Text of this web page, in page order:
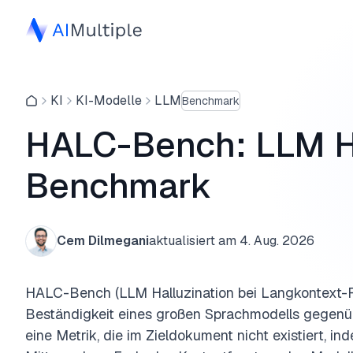
KI KI-Modelle LLMBenchmark
HALC-Bench: LLM
Benchmark
Cem Dilmeganiaktualisiert am 4. Aug. 2026
HALC-Bench (LLM Halluzination bei
Beständigkeit eines großen Sprachmodells
eine Metrik, die im Zieldokument nicht existiert,